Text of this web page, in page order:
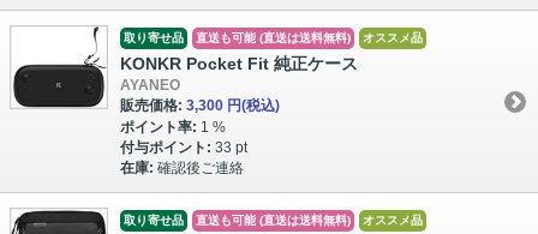
取り寄せ品 直送も可能 (直送は送料無料) オススメ品
KONKR Pocket Fit 純正ケース
AYANEO
販売価格: 3,300 円(税込)
ポイント率: 1 %
付与ポイント: 33 pt
在庫: 確認後ご連絡
取り寄せ品 直送も可能 (直送は送料無料) オススメ品